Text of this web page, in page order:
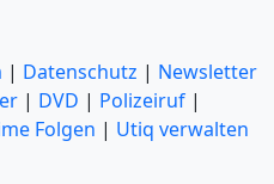
| Datenschutz | Newsletter
| DVD | Polizeiruf |
Folgen | Utiq verwalten